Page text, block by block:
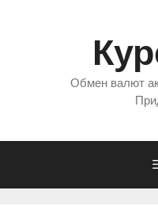
Обмен валют